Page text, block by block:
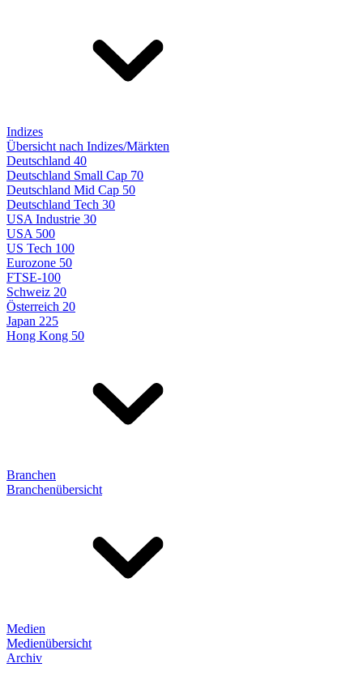
Indizes
Übersicht nach Indizes/Märkten
Deutschland 40
Deutschland Small Cap 70
Deutschland Mid Cap 50
Deutschland Tech 30
USA Industrie 30
USA 500
US Tech 100
Eurozone 50
FTSE-100
Schweiz 20
Österreich 20
Japan 225
Hong Kong 50
Branchen
Branchenübersicht
Medien
Medienübersicht
Archiv